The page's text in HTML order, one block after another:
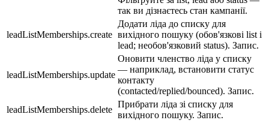
так ви дізнаєтесь стан кампанії.
leadListMemberships.create
Додати ліда до списку для
вихідного пошуку (обов'язкові list і
lead; необов'язковий status). Запис.
leadListMemberships.update
Оновити членство ліда у списку
— наприклад, встановити статус
контакту
(contacted/replied/bounced). Запис.
leadListMemberships.delete
Прибрати ліда зі списку для
вихідного пошуку. Запис.